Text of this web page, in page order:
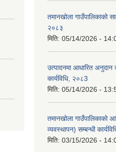
तमानखोला गाउँपालिकाको
२०८३
मिति: 05/14/2026 -
उत्पादनमा आधारित अनुदान
कार्यविधि, २०८3
मिति: 05/14/2026 -
तमानखोला गाउँपालिकाको
व्यवस्थापन) सम्बन्धी
मिति: 03/15/2026 -